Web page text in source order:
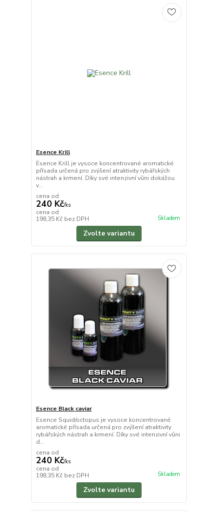
Esence Krill
Esence Krill je vysoce koncentrované aromatické
přísada určená pro zvýšení atraktivity rybářských
nástrah a krmení. Díky své intenzivní vůni dokážou
v...
cena od
240 Kč/ks
cena od
198,35 Kč bez DPH Skladem
Zvolte variantu
Esence Black caviar
Esence Squid/octopus je vysoce koncentrované
aromatické přísada určená pro zvýšení atraktivity
rybářských nástrah a krmení. Díky své intenzivní vůni
d...
cena od
240 Kč/ks
cena od
198,35 Kč bez DPH Skladem
Zvolte variantu